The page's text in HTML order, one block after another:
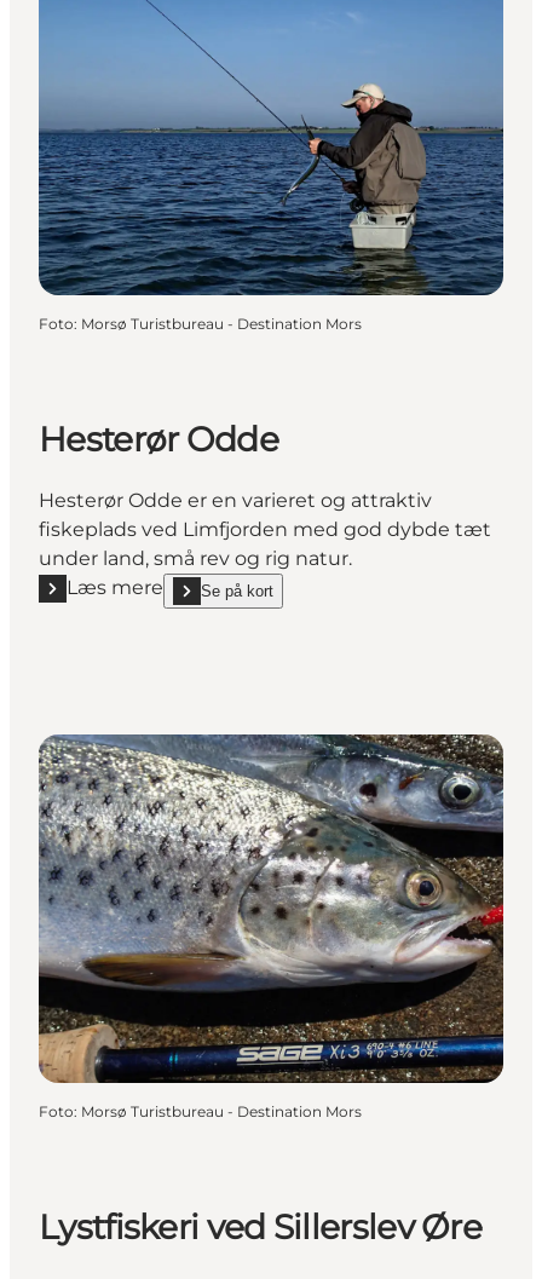
Foto: Morsø Turistbureau - Destination Mors
Hesterør Odde
Hesterør Odde er en varieret og attraktiv
fiskeplads ved Limfjorden med god dybde tæt
under land, små rev og rig natur.
Læs mere
Læs mere "Hesterør Odde"
Se på kort
show Hesterør Odde on_map
Foto: Morsø Turistbureau - Destination Mors
Lystfiskeri ved Sillerslev Øre